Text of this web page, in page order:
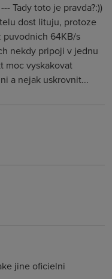
Tady toto je pravda?:))
dost lituju, protoze
64KB/s
nekdy pripoji v jednu
moc vyskakovat
a nejak uskrovnit...
jine oficielni